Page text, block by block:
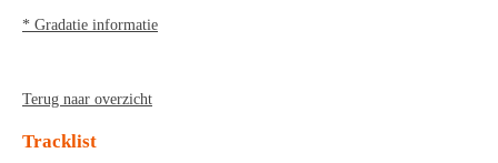
* Gradatie informatie
Terug naar overzicht
Tracklist